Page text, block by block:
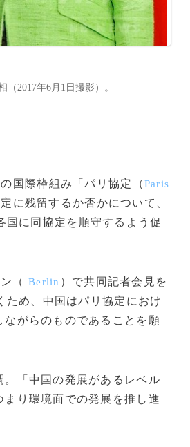
2017年6月1日撮影）。
国際枠組み「パリ協定（Paris
に残留するか否かについて、
国に同協定を順守するよう促
（ Berlin ）で共同記者会見を
ため、中国はパリ協定におけ
がらのものであることを願
「中国の発展があるレベル
り環境面での発展を推し進